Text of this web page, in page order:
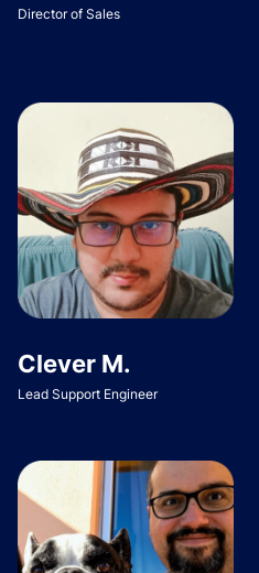
Director of Sales
Clever M.
Lead Support Engineer